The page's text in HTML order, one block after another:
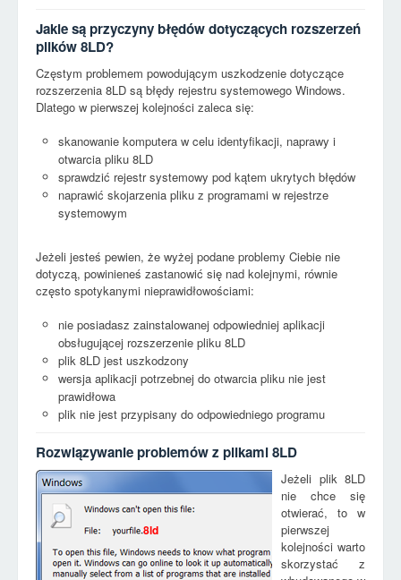
Jakie są przyczyny błędów dotyczących rozszerzeń
plików 8LD?
Częstym problemem powodującym uszkodzenie dotyczące
rozszerzenia 8LD są błędy rejestru systemowego Windows.
Dlatego w pierwszej kolejności zaleca się:
skanowanie komputera w celu identyfikacji, naprawy i
otwarcia pliku 8LD
sprawdzić rejestr systemowy pod kątem ukrytych błędów
naprawić skojarzenia pliku z programami w rejestrze
systemowym
Jeżeli jesteś pewien, że wyżej podane problemy Ciebie nie
dotyczą, powinieneś zastanowić się nad kolejnymi, równie
często spotykanymi nieprawidłowościami:
nie posiadasz zainstalowanej odpowiedniej aplikacji
obsługującej rozszerzenie pliku 8LD
plik 8LD jest uszkodzony
wersja aplikacji potrzebnej do otwarcia pliku nie jest
prawidłowa
plik nie jest przypisany do odpowiedniego programu
Rozwiązywanie problemów z plikami 8LD
8ld
Jeżeli plik 8LD
nie chce się
otwierać, to w
pierwszej
kolejności warto
skorzystać z